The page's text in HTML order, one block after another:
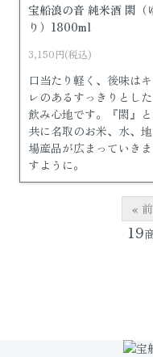
宝船浪の音 純米酒 閖（
り）1800ml
3,150円(税込)
口当たり軽く、後味はキ
レのあるすっきりとした
飲み心地です。『閖』と
共に名取のお米、水、地
場産品が広まっていきま
すように。
«
19